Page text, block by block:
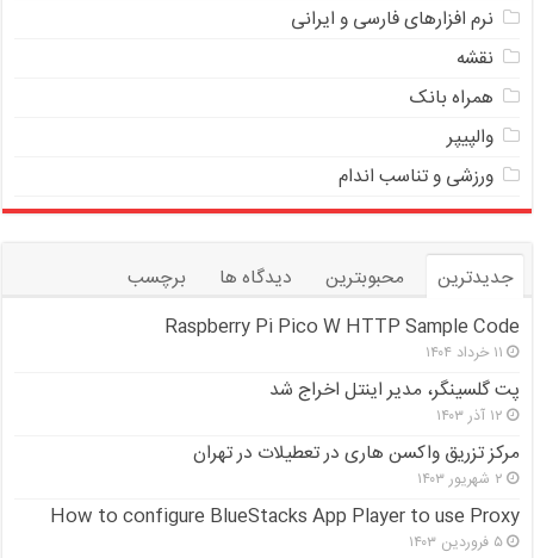
نرم افزارهای فارسی و ایرانی
نقشه
همراه بانک
والپیپر
ورزشی و تناسب اندام
جدیدترین محبوبترین دیدگاه ها
برچسب
Raspberry Pi Pico W HTTP Sample Code
۱۱ خرداد ۱۴۰۴
پت گلسینگر، مدیر اینتل اخراج شد
۱۲ آذر ۱۴۰۳
مرکز تزریق واکسن هاری در تعطیلات در تهران
۲ شهریور ۱۴۰۳
How to configure BlueStacks App Player to use Proxy
۵ فروردین ۱۴۰۳